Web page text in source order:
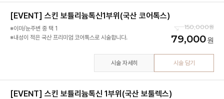
[EVENT] 스킨 보튤리늄톡신1부위(국산 코어톡스)
※이마/눈주변 중 택 1
※내성이 적은 국산 프리미엄 코어톡스로 시술합니다.
150,000
79,000
시술 자세히 시술 담기
[EVENT] 스킨 보튤리늄톡신 1부위(국산 보툴렉스)